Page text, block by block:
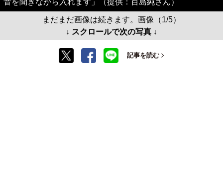
音を聞きながら入れます」（提供：百島純さん）
まだまだ画像は続きます。画像（1/5）
↓ スクロールで次の写真 ↓
記事を読む